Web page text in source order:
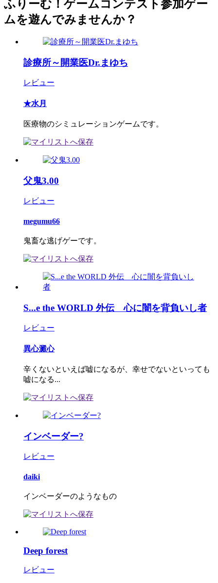
ふりーむ！ゲームコンテスト参加ゲー
ムを遊んでみませんか？
診療所～開業医Dr.まゆち
レビュー
★水月
医療物のシミュレーションゲームです。
父鬼3.00
レビュー
megumu66
鬼畜な逃げゲーです。
S...e the WORLD 外伝 心に闇を背負いし者
レビュー
異心澱心
辛くないといえば嘘になるが、幸せでないといっても
嘘になる...
インベーダー?
レビュー
daiki
インベーダーのようなもの
Deep forest
レビュー